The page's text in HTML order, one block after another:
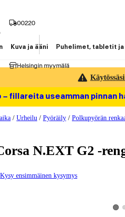
00220
Helsingin myymälä
Kuva ja ääni Puhelimet, tabletit
– fillareita useamman pinnan
/ Urheilu / Pyöräily / Polkupyörän
N.EXT G2 -
Kysy ensimmäinen kysymys